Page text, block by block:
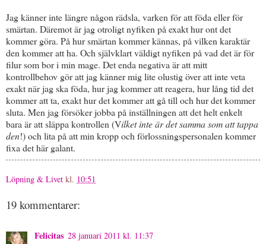
Jag känner inte längre någon rädsla, varken för att föda eller för
smärtan. Däremot är jag otroligt nyfiken på exakt hur ont det
kommer göra. På hur smärtan kommer kännas, på vilken karaktär
den kommer att ha. Och självklart väldigt nyfiken på vad det är för
filur som bor i min mage. Det enda negativa är att mitt
kontrollbehov gör att jag känner mig lite olustig över att inte veta
exakt när jag ska föda, hur jag kommer att reagera, hur lång tid det
kommer att ta, exakt hur det kommer att gå till och hur det kommer
sluta. Men jag försöker jobba på inställningen att det helt enkelt
bara är att släppa kontrollen (Vilket inte är det samma som att tappa
den!) och lita på att min kropp och förlossningspersonalen kommer
fixa det här galant.
Löpning & Livet kl. 10:51
19 kommentarer:
Felicitas 28 januari 2011 kl. 11:37